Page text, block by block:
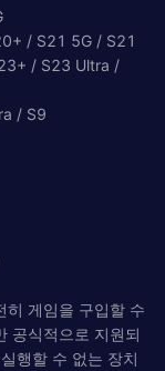
/ S21 5G / S21
/ S23 Ultra /
/ S9
히 게임을 구입할 수
공식적으로 지원되
행할 수 없는 장치